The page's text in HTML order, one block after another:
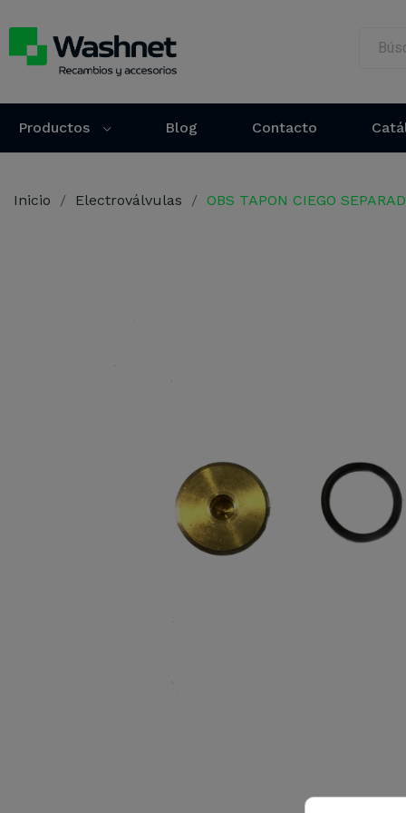
Productos Blog Contacto
Inicio Electroválvulas OBS TAPON CIEGO